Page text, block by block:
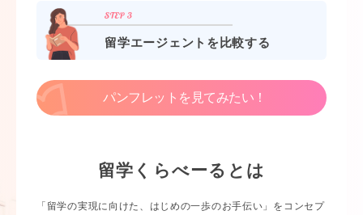
留学エージェントを比較する
パンフレットを見てみたい！
留学くらべーるとは
「留学の実現に向けた、はじめの一歩のお手伝い」をコンセプ